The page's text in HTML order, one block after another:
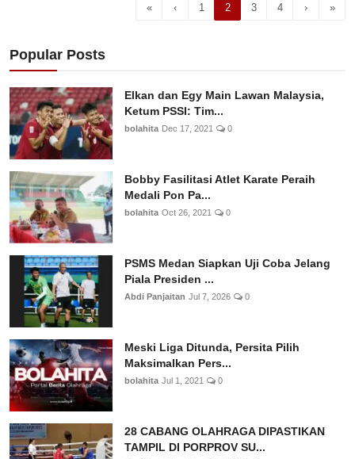
« ‹ 1 2 3 4 › »
Popular Posts
Elkan dan Egy Main Lawan Malaysia,
Ketum PSSI: Tim...
bolahita Dec 17, 2021 0
Bobby Fasilitasi Atlet Karate Peraih
Medali Pon Pa...
bolahita Oct 26, 2021 0
PSMS Medan Siapkan Uji Coba Jelang
Piala Presiden ...
Abdi Panjaitan Jul 7, 2026 0
Meski Liga Ditunda, Persita Pilih
Maksimalkan Pers...
bolahita Jul 1, 2021 0
28 CABANG OLAHRAGA DIPASTIKAN
TAMPIL DI PORPROV SU...